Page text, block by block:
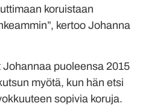
koruistaan
kertoo Johanna
puoleensa 2015
myötä, kun hän etsi
sopivia koruja.